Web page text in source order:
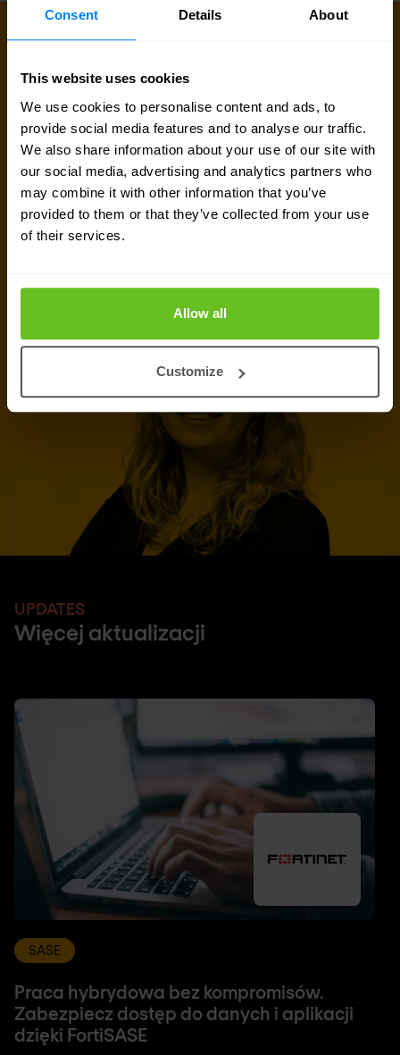
Consent Details About
This website uses cookies
We use cookies to personalise content and ads, to
provide social media features and to analyse our traffic.
We also share information about your use of our site with
our social media, advertising and analytics partners who
may combine it with other information that you’ve
provided to them or that they’ve collected from your use
of their services.
Allow all
Customize
SKONTAKTUJ SIĘ Z NAMI JUŻ DZIŚ
Szukasz szczegółów dotyczących cen, informacji
technicznych, pomocy technicznej lub
niestandardowej wyceny? Nasz zespół
ekspertów jest gotowy do pomocy.
Porozmawiaj z ekspertem
Poproś o wycenę
UPDATES
Więcej aktualizacji
SASE
Praca hybrydowa bez kompromisów.
Zabezpiecz dostęp do danych i aplikacji
dzięki FortiSASE